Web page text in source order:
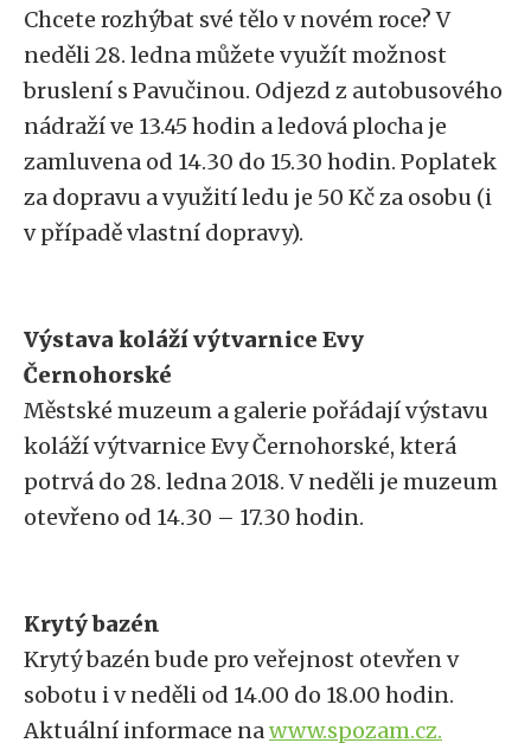
Chcete rozhýbat své tělo v novém roce? V
neděli 28. ledna můžete využít možnost
bruslení s Pavučinou. Odjezd z autobusového
nádraží ve 13.45 hodin a ledová plocha je
zamluvena od 14.30 do 15.30 hodin. Poplatek
za dopravu a využití ledu je 50 Kč za osobu (i
v případě vlastní dopravy).
Výstava koláží výtvarnice Evy
Černohorské
Městské muzeum a galerie pořádají výstavu
koláží výtvarnice Evy Černohorské, která
potrvá do 28. ledna 2018. V neděli je muzeum
otevřeno od 14.30 – 17.30 hodin.
Krytý bazén
Krytý bazén bude pro veřejnost otevřen v
sobotu i v neděli od 14.00 do 18.00 hodin.
Aktuální informace nawww.spozam.cz.